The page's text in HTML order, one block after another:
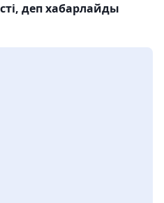
деп хабарлайды